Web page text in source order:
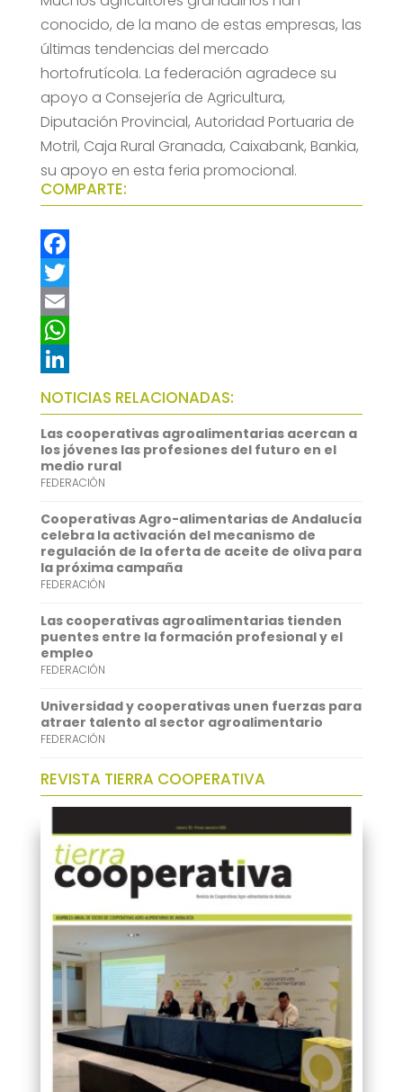
conocido, de la mano de estas empresas, las
últimas tendencias del mercado
hortofrutícola. La federación agradece su
apoyo a Consejería de Agricultura,
Diputación Provincial, Autoridad Portuaria de
Motril, Caja Rural Granada, Caixabank, Bankia,
su apoyo en esta feria promocional.
COMPARTE:
F
a
c
e
b
o
o
k
T
w
t
t
e
r
E
m
a
i
l
W
h
a
t
s
A
p
p
L
i
n
k
e
d
I
n
NOTICIAS RELACIONADAS:
Las cooperativas agroalimentarias acercan a
los jóvenes las profesiones del futuro en el
medio rural
FEDERACIÓN
Cooperativas Agro-alimentarias de Andalucía
celebra la activación del mecanismo de
regulación de la oferta de aceite de oliva para
la próxima campaña
FEDERACIÓN
Las cooperativas agroalimentarias tienden
puentes entre la formación profesional y el
empleo
FEDERACIÓN
Universidad y cooperativas unen fuerzas para
atraer talento al sector agroalimentario
FEDERACIÓN
REVISTA TIERRA COOPERATIVA